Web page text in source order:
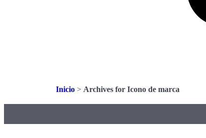
Inicio > Archives for Icono de marca